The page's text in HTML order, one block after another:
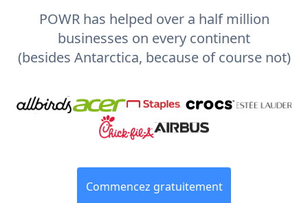
POWR has helped over a half million
businesses on every continent
(besides Antarctica, because of course not)
Commencez gratuitement